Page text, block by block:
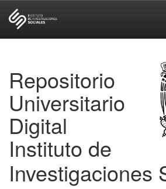
Repositorio
Universitario
Digital
Instituto de
Investigaciones